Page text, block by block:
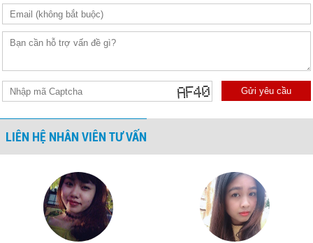
Gửi yêu cầu
LIÊN HỆ NHÂN VIÊN TƯ VẤN